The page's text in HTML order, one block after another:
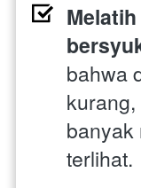
bahwa
banyak
terlihat.